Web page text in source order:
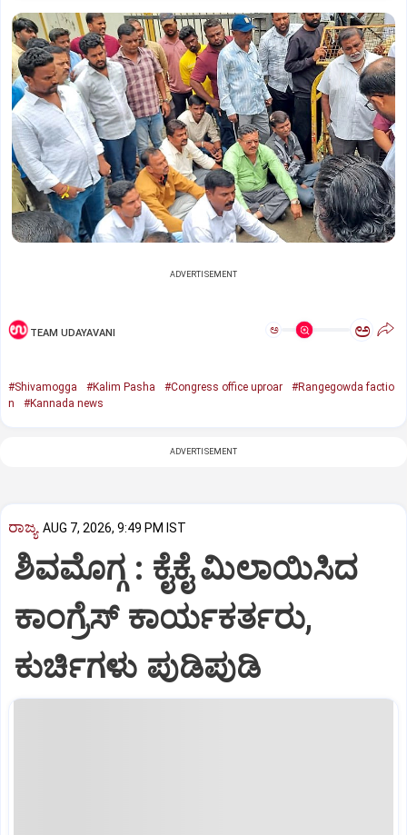
ADVERTISEMENT
TEAM UDAYAVANI ಅ ಅ
#Shivamogga #Kalim Pasha #Congress office uproar
#Rangegowda factio
n
#Kannada news
ADVERTISEMENT
ರಾಜ್ಯ AUG 7, 2026, 9:49 PM IST
ಶಿವಮೊಗ್ಗ : ಕೈಕೈ ಮಿಲಾಯಿಸಿದ
ಕಾಂಗ್ರೆಸ್ ಕಾರ್ಯಕರ್ತರು,
ಕುರ್ಚಿಗಳು ಪುಡಿಪುಡಿ